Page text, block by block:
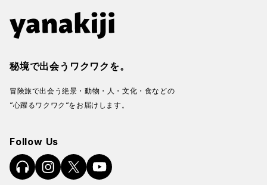
秘境で出会うワクワクを。
冒険旅で出会う絶景・動物・人・文化・食などの
“心躍るワクワク“をお届けします。
Follow Us